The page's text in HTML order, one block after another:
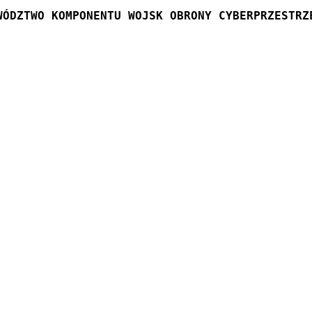
KOMPONENTU WOJSK OBRONY